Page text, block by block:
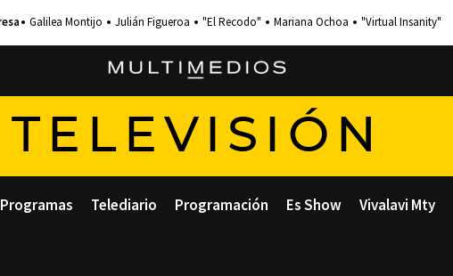
Galilea Montijo Julián Figueroa "El Recodo" Mariana Ochoa "Virtual Insanity"
TELEVISIÓN
Programas Telediario Programación Es Show Vivalavi Mty